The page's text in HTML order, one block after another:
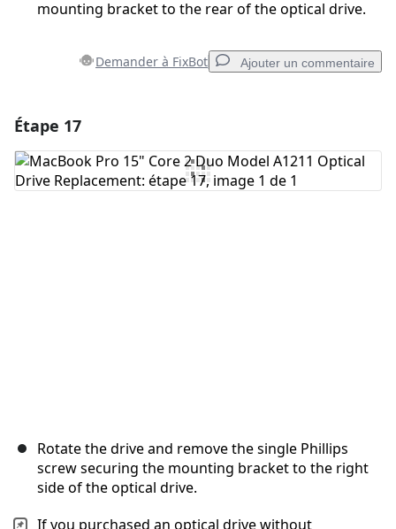
mounting bracket to the rear of the optical drive.
Demander à FixBot Ajouter un commentaire
Ajouter un commentaire
Étape 17
Rotate the drive and remove the single Phillips
screw securing the mounting bracket to the right
side of the optical drive.
If you purchased an optical drive without